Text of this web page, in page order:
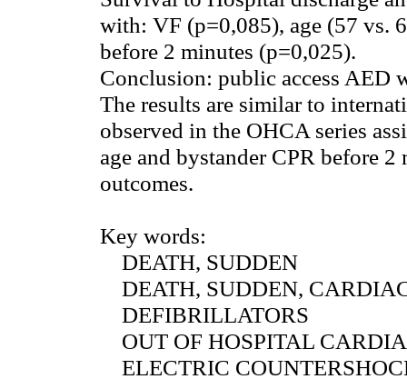
with: VF (p=0,085), age (57 vs.
before 2 minutes (p=0,025).
Conclusion: public access AED
The results are similar to
observed in the OHCA series
age and bystander CPR before
outcomes.
Key words:
DEATH, SUDDEN
DEATH, SUDDEN,
DEFIBRILLATORS
OUT OF HOSPITAL
ELECTRIC